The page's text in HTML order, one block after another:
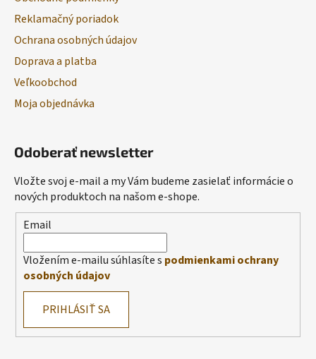
Reklamačný poriadok
Ochrana osobných údajov
Doprava a platba
Veľkoobchod
Moja objednávka
Odoberať newsletter
Vložte svoj e-mail a my Vám budeme zasielať informácie o
nových produktoch na našom e-shope.
Email
Vložením e-mailu súhlasíte s podmienkami ochrany
osobných údajov
PRIHLÁSIŤ SA